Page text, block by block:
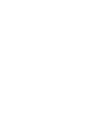
công nghệ uy tín
sản phẩm:
nhiều thiết bị